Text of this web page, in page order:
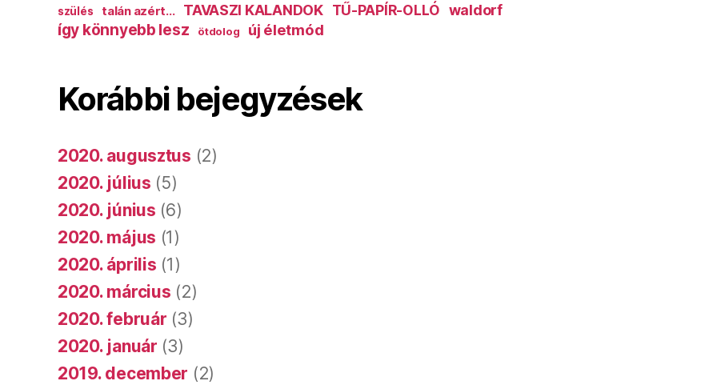
szülés talán azért... TAVASZI KALANDOK TŰ-PAPÍR-OLLÓ waldorf
így könnyebb lesz ötdolog új életmód
Korábbi bejegyzések
2020. augusztus (2)
2020. július (5)
2020. június (6)
2020. május (1)
2020. április (1)
2020. március (2)
2020. február (3)
2020. január (3)
2019. december (2)